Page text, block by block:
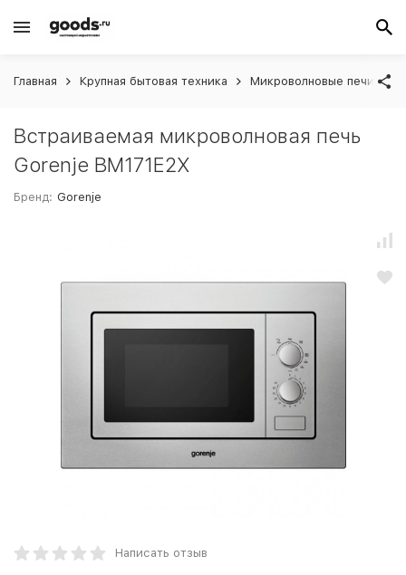
Главная Крупная бытовая техника Микроволновые печи
Встраиваемая микроволновая печь
Gorenje BM171E2X
Бренд: Gorenje
Написать отзыв